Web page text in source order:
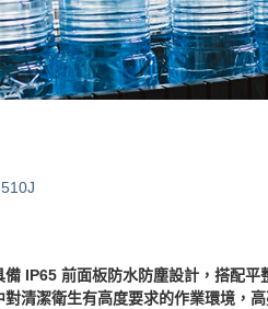
IP65 前面板防水防塵設計，搭配平
清潔衛生有高度要求的作業環境，